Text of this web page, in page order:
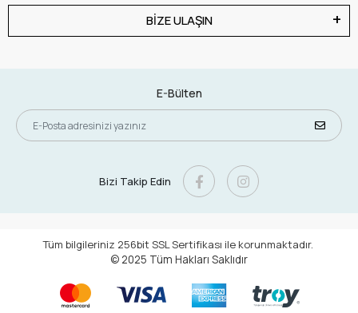
BİZE ULAŞIN
E-Bülten
Bizi Takip Edin
Tüm bilgileriniz 256bit SSL Sertifikası ile korunmaktadır.
© 2025 Tüm Hakları Saklıdır